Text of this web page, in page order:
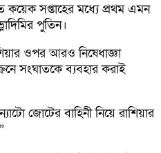
কয়েক সপ্তাহের মধ্যে প্রথম এমন
পুতিন।
ওপর আরও নিষেধাজ্ঞা
সংঘাতকে ব্যবহার করাই
জোটের বাহিনী নিয়ে রাশিয়ার